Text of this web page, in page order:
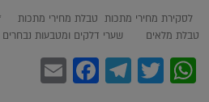
לסקירת מחירי מתכות טבלת מחירי מתכות
טבלת מלאים שערי דלקים ומטבעות נבחרים
WhatsApp
Twitter
Telegram